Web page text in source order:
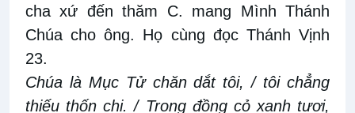
cha xứ đến thăm C. mang Mình Thánh
Chúa cho ông. Họ cùng đọc Thánh Vịnh
23.
Chúa là Mục Tử chăn dắt tôi, / tôi chẳng
thiếu thốn chi. / Trong đồng cỏ xanh tươi,